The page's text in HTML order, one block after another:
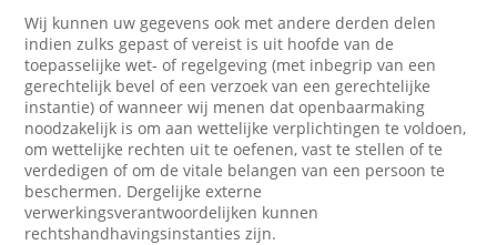
Wij kunnen uw gegevens ook met andere derden delen
indien zulks gepast of vereist is uit hoofde van de
toepasselijke wet- of regelgeving (met inbegrip van een
gerechtelijk bevel of een verzoek van een gerechtelijke
instantie) of wanneer wij menen dat openbaarmaking
noodzakelijk is om aan wettelijke verplichtingen te voldoen,
om wettelijke rechten uit te oefenen, vast te stellen of te
verdedigen of om de vitale belangen van een persoon te
beschermen. Dergelijke externe
verwerkingsverantwoordelijken kunnen
rechtshandhavingsinstanties zijn.